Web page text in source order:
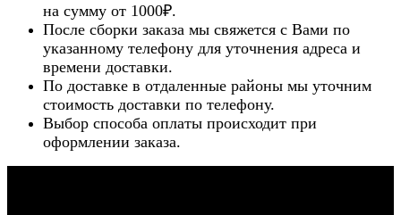
на сумму от 1000₽.
После сборки заказа мы свяжется с Вами по
указанному телефону для уточнения адреса и
времени доставки.
По доставке в отдаленные районы мы уточним
стоимость доставки по телефону.
Выбор способа оплаты происходит при
оформлении заказа.